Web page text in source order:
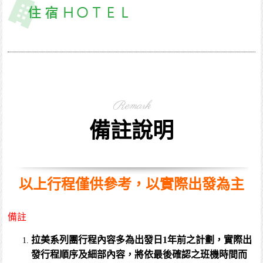
Remark
備註說明
以上行程僅供參考，以實際出發為主
備註
拉美系列團行程內容多為出發日1年前之計劃，實際出
發行程順序及細部內容，將依最後確認之班機時間而